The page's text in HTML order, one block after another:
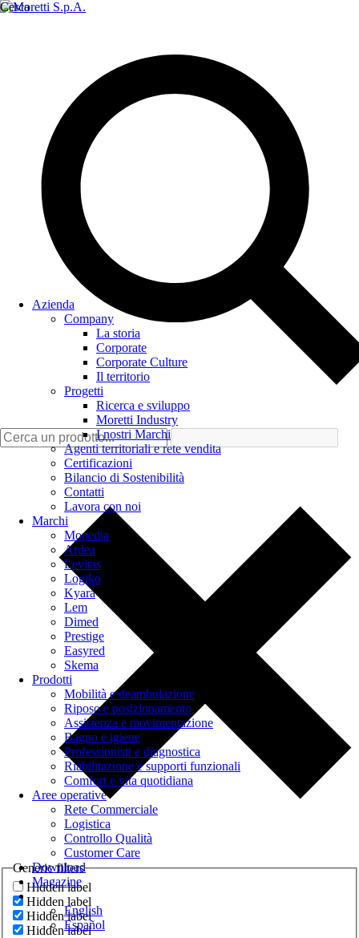
Cerca
Generic filters
Hidden label
Hidden label
Hidden label
Hidden label
Azienda
Company
La storia
Corporate
Corporate Culture
Il territorio
Progetti
Ricerca e sviluppo
Moretti Industry
I nostri Marchi
Agenti territoriali e rete vendita
Certificazioni
Bilancio di Sostenibilità
Contatti
Lavora con noi
Marchi
Mopedia
Ardea
Levitas
Logiko
Kyara
Lem
Dimed
Prestige
Easyred
Skema
Prodotti
Mobilità e deambulazione
Riposo e posizionamento
Assistenza e movimentazione
Bagno e igiene
Professionisti e diagnostica
Riabilitazione e supporti funzionali
Comfort e vita quotidiana
Aree operative
Rete Commerciale
Logistica
Controllo Qualità
Customer Care
Download
Magazine
English
Español